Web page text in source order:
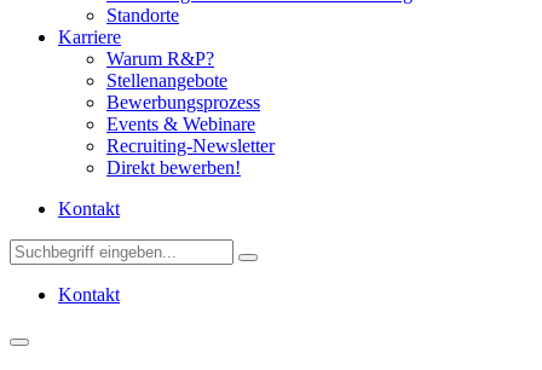
Standorte
Karriere
Warum R&P?
Stellenangebote
Bewerbungsprozess
Events & Webinare
Recruiting-Newsletter
Direkt bewerben!
Kontakt
Kontakt